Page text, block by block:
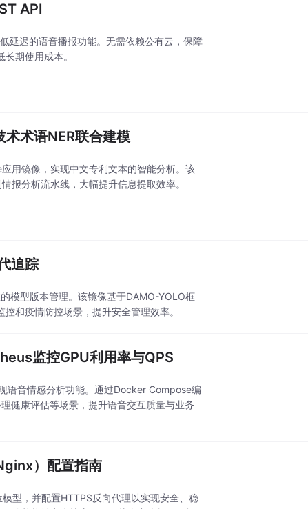
API
延迟的语音播报功能。无需依赖公有云，保障
期使用成本。
术语NER联合建模
用镜像，实现中文专利文本的智能分析。该
报分析流水线，大幅提升信息提取效率。
追踪
模型版本管理。该镜像基于DAMO-YOLO框
和疫情防控场景，提升安全管理效率。
监控GPU利用率与QPS
语音情感分析功能。通过Docker Compose编
健康评估等场景，提升语音交互质量与业务
）配置指南
型，并配置HTTPS反向代理以实现安全、稳